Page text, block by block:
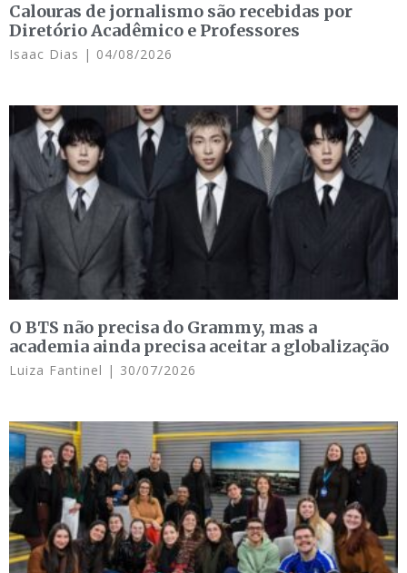
Calouras de jornalismo são recebidas por
Diretório Acadêmico e Professores
Isaac Dias 04/08/2026
O BTS não precisa do Grammy, mas a
academia ainda precisa aceitar a globalização
Luiza Fantinel 30/07/2026